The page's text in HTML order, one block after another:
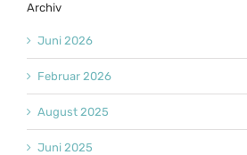
Archiv
Juni 2026
Februar 2026
August 2025
Juni 2025